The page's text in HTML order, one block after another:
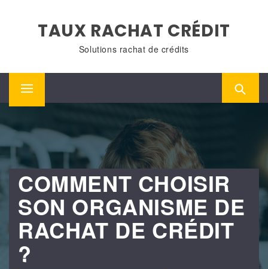
TAUX RACHAT CRÉDIT
Solutions rachat de crédits
Primary
Menu
COMMENT CHOISIR
SON ORGANISME DE
RACHAT DE CRÉDIT
?